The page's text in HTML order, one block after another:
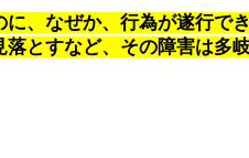
、なぜか、行為が遂行で
とすなど、その障害は多岐